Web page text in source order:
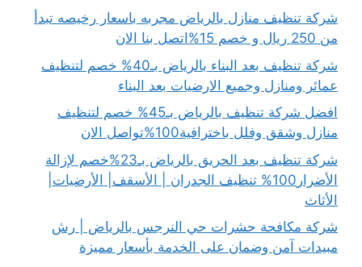
شركة تنظيف منازل بالرياض مجربه باسعار رخيصه تبدأ
من 250 ريال و خصم 15%اتصل بنا الان
شركة تنظيف بعد البناء بالرياض بـ40% خصم لتنظيف
عمائر ومنازل وجميع الارضيات بعد البناء
افضل شركة تنظيف بالرياض بـ45% خصم لتنظيف
منازل وشقق وفلل باخترافية100%تواصل الان
شركة تنظيف بعد الحريق بالرياض بـ23%خصم لإزالة
الأضرار100% تنظيف الجدران | الأسقف| الأرضيات|
الأثاث
شركة مكافحة حشرات حي النرجس بالرياض | رش
مبيدات آمن وضمان على الخدمة بأسعار مميزة